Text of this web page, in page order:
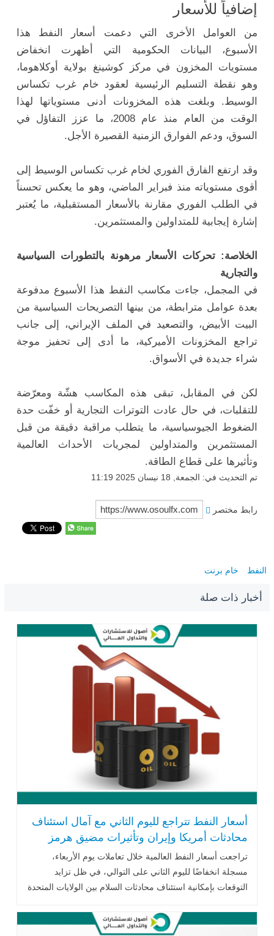
إضافياً للأسعار
من العوامل الأخرى التي دعمت أسعار النفط هذا
الأسبوع، البيانات الحكومية التي أظهرت انخفاض
مستويات المخزون في مركز كوشينغ بولاية أوكلاهوما،
وهو نقطة التسليم الرئيسية لعقود خام غرب تكساس
الوسيط. وبلغت هذه المخزونات أدنى مستوياتها لهذا
الوقت من العام منذ عام 2008، ما عزز التفاؤل في
السوق، ودعم الفوارق الزمنية القصيرة الأجل.
وقد ارتفع الفارق الفوري لخام غرب تكساس الوسيط إلى
أقوى مستوياته منذ فبراير الماضي، وهو ما يعكس تحسناً
في الطلب الفوري مقارنة بالأسعار المستقبلية، ما يُعتبر
إشارة إيجابية للمتداولين والمستثمرين.
الخلاصة: تحركات الأسعار مرهونة بالتطورات السياسية
والتجارية
في المجمل، جاءت مكاسب النفط هذا الأسبوع مدفوعة
بعدة عوامل مترابطة، من بينها التصريحات السياسية من
البيت الأبيض، والتصعيد في الملف الإيراني، إلى جانب
تراجع المخزونات الأميركية، ما أدى إلى تحفيز موجة
شراء جديدة في الأسواق.
لكن في المقابل، تبقى هذه المكاسب هشّة ومعرّضة
للتقلبات، في حال عادت التوترات التجارية أو خفّت حدة
الضغوط الجيوسياسية، ما يتطلب مراقبة دقيقة من قبل
المستثمرين والمتداولين لمجريات الأحداث العالمية
وتأثيرها على قطاع الطاقة.
تم التحديث في: الجمعة, 18 نيسان 2025 11:19
رابط مختصر
النفط خام برنت
أخبار ذات صلة
أسعار النفط تتراجع لليوم الثاني مع آمال استئناف
محادثات أمريكا وإيران وتأثيرات مضيق هرمز
تراجعت أسعار النفط العالمية خلال تعاملات يوم الأربعاء،
مسجلة انخفاضًا لليوم الثاني على التوالي، في ظل تزايد
التوقعات بإمكانية استئناف محادثات السلام بين الولايات المتحدة